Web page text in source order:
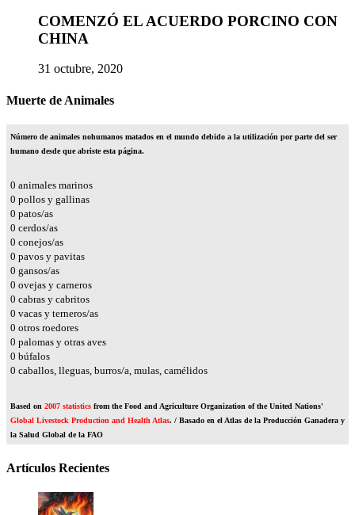
COMENZÓ EL ACUERDO PORCINO CON
CHINA
31 octubre, 2020
Muerte de Animales
Número de animales nohumanos matados en el mundo debido a la utilización por parte del ser
humano desde que abriste esta página.
0 animales marinos
0 pollos y gallinas
0 patos/as
0 cerdos/as
0 conejos/as
0 pavos y pavitas
0 gansos/as
0 ovejas y carneros
0 cabras y cabritos
0 vacas y terneros/as
0 otros roedores
0 palomas y otras aves
0 búfalos
0 caballos, lleguas, burros/a, mulas, camélidos
Based on 2007 statistics from the Food and Agriculture Organization of the United Nations'
Global Livestock Production and Health Atlas. / Basado en el Atlas de la Producción Ganadera y
la Salud Global de la FAO
Artículos Recientes